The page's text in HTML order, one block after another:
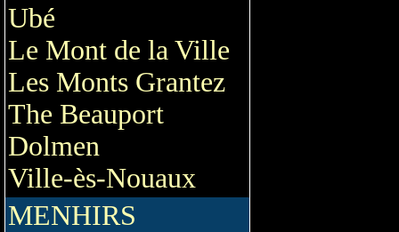
Ubé
Le Mont de la Ville
Les Monts Grantez
The Beauport
Dolmen
Ville-ès-Nouaux
MENHIRS